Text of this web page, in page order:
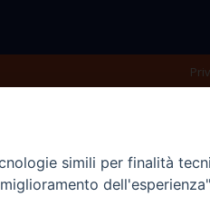
simili per finalità